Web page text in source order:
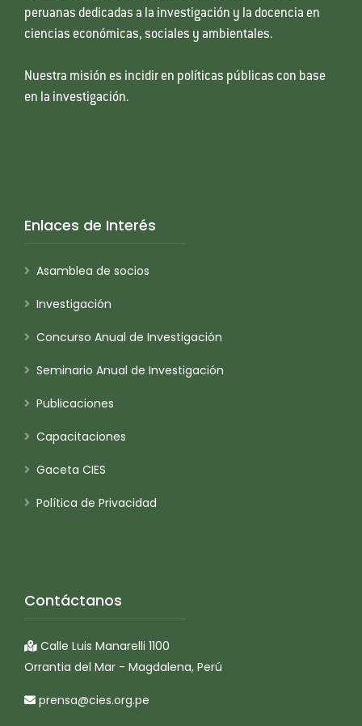
peruanas dedicadas a la investigación y la docencia en
ciencias económicas, sociales y ambientales.
Nuestra misión es incidir en políticas públicas con base
en la investigación.
Enlaces de Interés
Asamblea de socios
Investigación
Concurso Anual de Investigación
Seminario Anual de Investigación
Publicaciones
Capacitaciones
Gaceta CIES
Política de Privacidad
Contáctanos
Calle Luis Manarelli 1100
Orrantia del Mar - Magdalena, Perú
prensa@cies.org.pe